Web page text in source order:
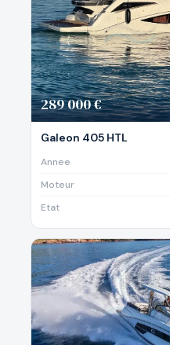
289 000 €
Galeon 405 HTL
Annee
Moteur
Etat